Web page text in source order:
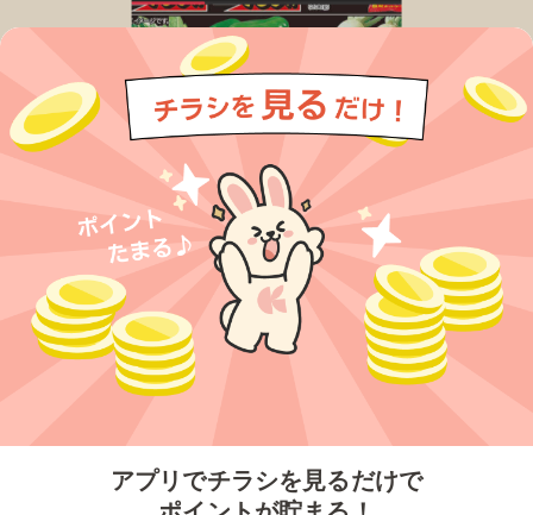
アプリでチラシを見るだけで